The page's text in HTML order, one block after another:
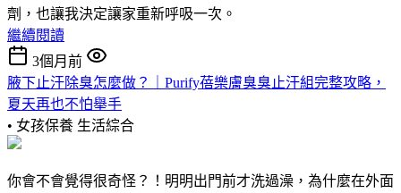
劑，也讓我決定讓家重新呼吸一次。
繼續閱讀
3個月前
腋下止汗除臭怎麼做？｜Purify蓓樂膚臭臭止汗組完整攻略，
夏天再也不怕舉手
• 女孩保養 生活綜合
你會不會覺得很奇怪？！明明出門前才洗過澡，為什麼在外面